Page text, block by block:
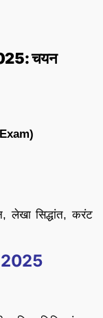
चयन
लेखा सिद्धांत, करंट
2025